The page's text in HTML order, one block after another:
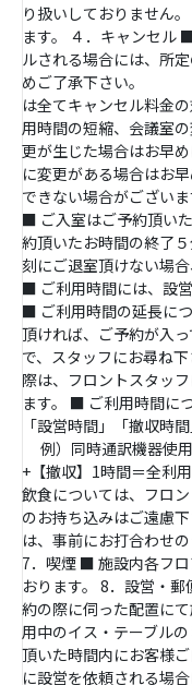
り扱いしておりませ
ます。 ４．キャンセル
ルされる場合には、所
めご了承下さい。
は全てキャンセル料
用時間の短縮、会議室
更が生じた場合はお
に変更がある場合はお
できない場合がござい
■ ご入室はご予約頂い
約頂いたお時間の終了
刻にご退室頂けない場
■ ご利用時間には、設
■ ご利用時間の延長に
頂ければ、ご予約が入
で、スタッフにお尋ね
際は、フロントスタッ
ます。 ■ ご利用時間に
「設営時間」「撤収時
例）同時通訳機器使
+【撤収】1時間＝全利
飲食については、フロ
のお持ち込みはご遠慮
は、事前にお打合わせ
7．喫煙 ■ 施設内各フ
おります。 8．設営・
約の際に伺った配置に
用中のイス・テーブル
頂いた時間内にお客様
に設営を依頼される場